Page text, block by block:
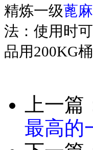
精炼一级蓖
法：使用时
品用200KG
上一篇
最高的